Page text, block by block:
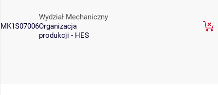
MK1S07006
Wydział Mechaniczny
Organizacja
produkcji - HES